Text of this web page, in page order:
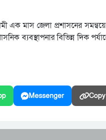
এক মাস জেলা প্রশাসনের
ব্যবস্থাপনার বিভিন্ন দিক
Messenger